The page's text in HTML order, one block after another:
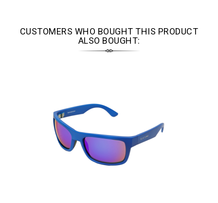
CUSTOMERS WHO BOUGHT THIS PRODUCT
ALSO BOUGHT: